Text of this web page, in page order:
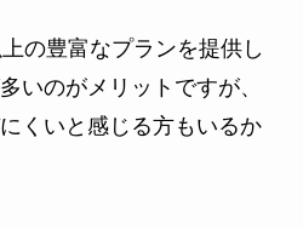
の豊富なプランを提供し
いのがメリットですが、
くいと感じる方もいるか